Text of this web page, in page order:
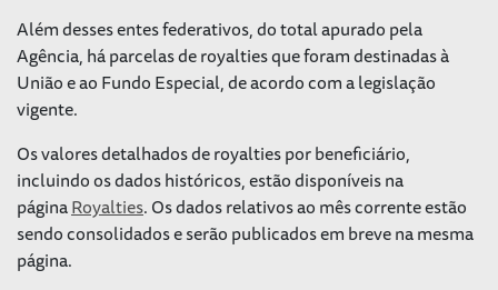
Além desses entes federativos, do total apurado pela
Agência, há parcelas de royalties que foram destinadas à
União e ao Fundo Especial, de acordo com a legislação
vigente.
Os valores detalhados de royalties por beneficiário,
incluindo os dados históricos, estão disponíveis na
páginaRoyalties. Os dados relativos ao mês corrente estão
sendo consolidados e serão publicados em breve na mesma
página.